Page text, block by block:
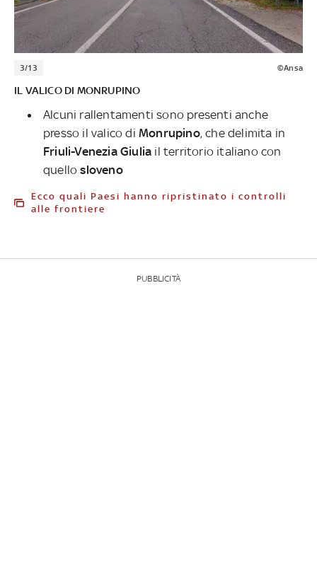
3/13 ©Ansa
IL VALICO DI MONRUPINO
Alcuni rallentamenti sono presenti anche
presso il valico di Monrupino, che delimita in
Friuli-Venezia Giulia il territorio italiano con
quellosloveno
Ecco quali Paesi hanno ripristinato i controlli
alle frontiere
PUBBLICITÀ